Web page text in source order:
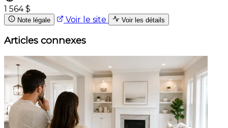
1 564 $
Note légale Voir le site Voir les détails
Articles connexes